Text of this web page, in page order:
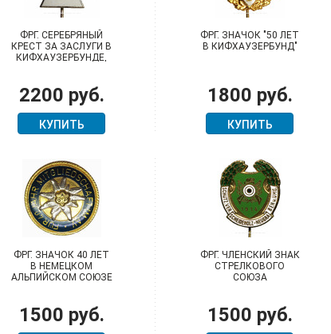
ФРГ. СЕРЕБРЯНЫЙ
КРЕСТ ЗА ЗАСЛУГИ В
КИФХАУЗЕРБУНДЕ,
- 1484
2200 руб.
КУПИТЬ
ФРГ. ЗНАЧОК "50 ЛЕТ
В КИФХАУЗЕРБУНД"
1800 руб.
КУПИТЬ
ФРГ. ЗНАЧОК 40 ЛЕТ
В НЕМЕЦКОМ
АЛЬПИЙСКОМ СОЮЗЕ
1500 руб.
ФРГ. ЧЛЕНСКИЙ ЗНАК
СТРЕЛКОВОГО
СОЮЗА
1500 руб.